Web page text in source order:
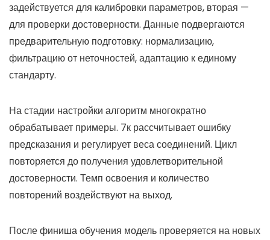
задействуется для калибровки параметров, вторая —
для проверки достоверности. Данные подвергаются
предварительную подготовку: нормализацию,
фильтрацию от неточностей, адаптацию к единому
стандарту.
На стадии настройки алгоритм многократно
обрабатывает примеры. 7к рассчитывает ошибку
предсказания и регулирует веса соединений. Цикл
повторяется до получения удовлетворительной
достоверности. Темп освоения и количество
повторений воздействуют на выход.
После финиша обучения модель проверяется на новых